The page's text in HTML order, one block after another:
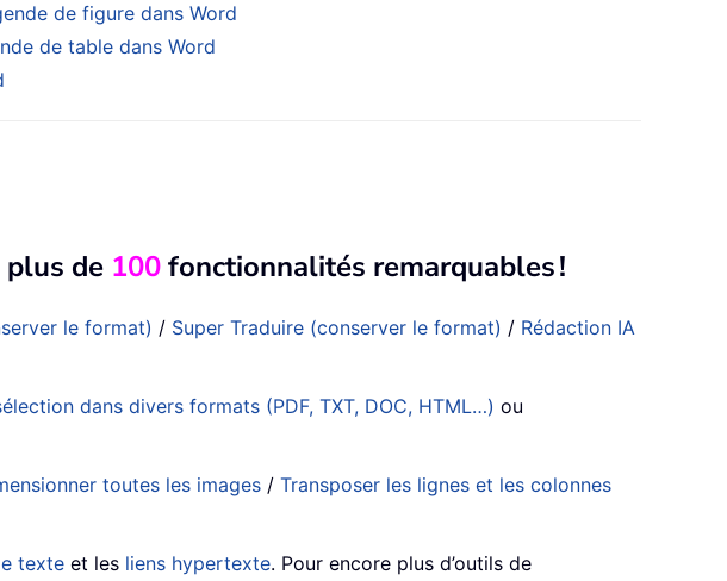
de figure dans Word
de table dans Word
plus de 100fonctionnalités remarquables !
le format) / Super Traduire (conserver le format) / Rédaction IA
dans divers formats (PDF, TXT, DOC, HTML…) ou
toutes les images / Transposer les lignes et les colonnes
texte et les liens hypertexte. Pour encore plus d’outils de